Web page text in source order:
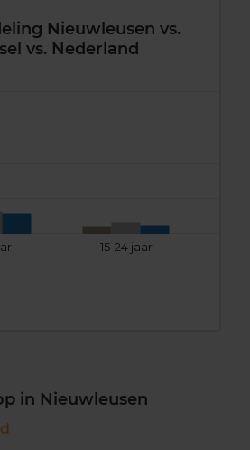
Nieuwleusen vs.
vs. Nederland
15-24 jaar
in Nieuwleusen